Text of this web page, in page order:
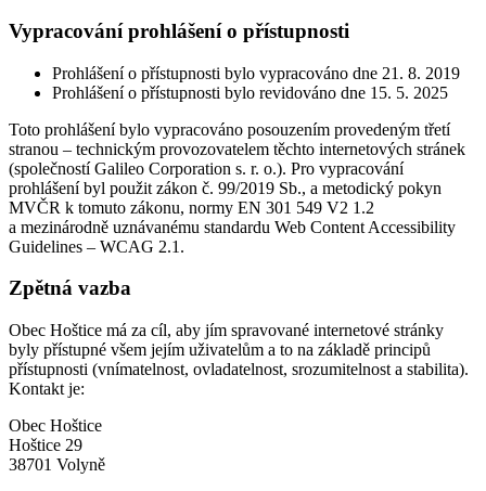
Vypracování prohlášení o přístupnosti
Prohlášení o přístupnosti bylo vypracováno dne 21. 8. 2019
Prohlášení o přístupnosti bylo revidováno dne 15. 5. 2025
Toto prohlášení bylo vypracováno posouzením provedeným třetí
stranou – technickým provozovatelem těchto internetových stránek
(společností Galileo Corporation s. r. o.). Pro vypracování
prohlášení byl použit zákon č. 99/2019 Sb., a metodický pokyn
MVČR k tomuto zákonu, normy EN 301 549 V2 1.2
a mezinárodně uznávanému standardu Web Content Accessibility
Guidelines – WCAG 2.1.
Zpětná vazba
Obec Hoštice má za cíl, aby jím spravované internetové stránky
byly přístupné všem jejím uživatelům a to na základě principů
přístupnosti (vnímatelnost, ovladatelnost, srozumitelnost a stabilita).
Kontakt je:
Obec Hoštice
Hoštice 29
38701 Volyně